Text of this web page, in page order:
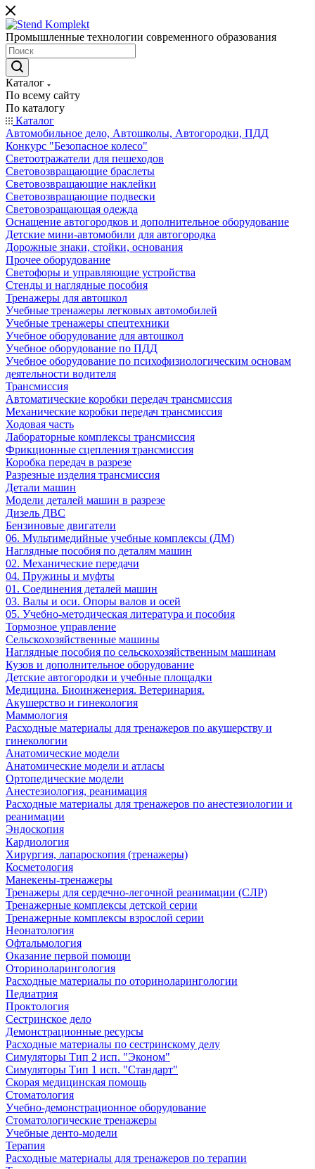
Промышленные технологии современного образования
Каталог
По всему сайту
По каталогу
Каталог
Автомобильное дело, Автошколы, Автогородки, ПДД
Конкурс "Безопасное колесо"
Светоотражатели для пешеходов
Световозвращающие браслеты
Световозвращающие наклейки
Световозвращающие подвески
Световозращающая одежда
Оснащение автогородков и дополнительное оборудование
Детские мини-автомобили для автогородка
Дорожные знаки, стойки, основания
Прочее оборудование
Светофоры и управляющие устройства
Стенды и наглядные пособия
Тренажеры для автошкол
Учебные тренажеры легковых автомобилей
Учебные тренажеры спецтехники
Учебное оборудование для автошкол
Учебное оборудование по ПДД
Учебное оборудование по психофизиологическим основам
деятельности водителя
Трансмиссия
Автоматические коробки передач трансмиссия
Механические коробки передач трансмиссия
Ходовая часть
Лабораторные комплексы трансмиссия
Фрикционные сцепления трансмиссия
Коробка передач в разрезе
Разрезные изделия трансмиссия
Детали машин
Модели деталей машин в разрезе
Дизель ДВС
Бензиновые двигатели
06. Мультимедийные учебные комплексы (ДМ)
Наглядные пособия по деталям машин
02. Механические передачи
04. Пружины и муфты
01. Соединения деталей машин
03. Валы и оси. Опоры валов и осей
05. Учебно-методическая литература и пособия
Тормозное управление
Сельскохозяйственные машины
Наглядные пособия по сельскохозяйственным машинам
Кузов и дополнительное оборудование
Детские автогородки и учебные площадки
Медицина. Биоинженерия. Ветеринария.
Акушерство и гинекология
Маммология
Расходные материалы для тренажеров по акушерству и
гинекологии
Анатомические модели
Анатомические модели и атласы
Ортопедические модели
Анестезиология, реанимация
Расходные материалы для тренажеров по анестезиологии и
реанимации
Эндоскопия
Кардиология
Хирургия, лапароскопия (тренажеры)
Косметология
Манекены-тренажеры
Тренажеры для сердечно-легочной реанимации (СЛР)
Тренажерные комплексы детской серии
Тренажерные комплексы взрослой серии
Неонатология
Офтальмология
Оказание первой помощи
Оториноларингология
Расходные материалы по оториноларингологии
Педиатрия
Проктология
Сестринское дело
Демонстрационные ресурсы
Расходные материалы по сестринскому делу
Симуляторы Тип 2 исп. "Эконом"
Симуляторы Тип 1 исп. "Стандарт"
Скорая медицинская помощь
Стоматология
Учебно-демонстрационное оборудование
Стоматологические тренажеры
Учебные денто-модели
Терапия
Расходные материалы для тренажеров по терапии